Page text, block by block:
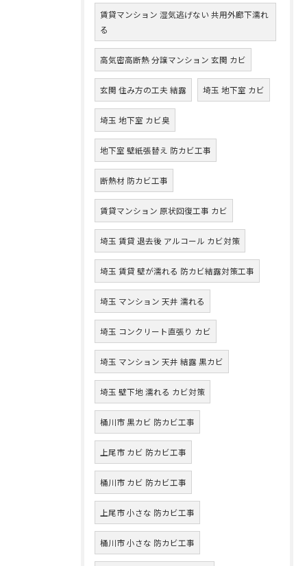
賃貸マンション 湿気逃げない 共用外廊下濡れ
る
高気密高断熱 分譲マンション 玄関 カビ
玄関 住み方の工夫 結露 埼玉 地下室 カビ
埼玉 地下室 カビ臭
地下室 壁紙張替え 防カビ工事
断熱材 防カビ工事
賃貸マンション 原状回復工事 カビ
埼玉 賃貸 退去後 アルコール カビ対策
埼玉 賃貸 壁が濡れる 防カビ結露対策工事
埼玉 マンション 天井 濡れる
埼玉 コンクリート直張り カビ
埼玉 マンション 天井 結露 黒カビ
埼玉 壁下地 濡れる カビ対策
桶川市 黒カビ 防カビ工事
上尾市 カビ 防カビ工事
桶川市 カビ 防カビ工事
上尾市 小さな 防カビ工事
桶川市 小さな 防カビ工事